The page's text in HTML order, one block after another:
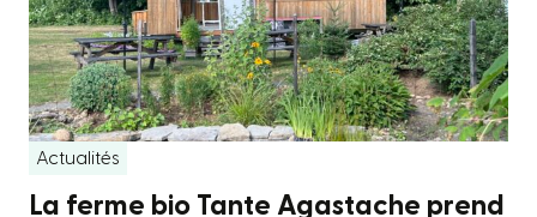
Actualités
La ferme bio Tante Agastache prend